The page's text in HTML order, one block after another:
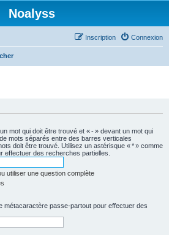
Noalyss
Connexion
Inscription
mot qui doit être trouvé et « - » devant un mot qui
mots séparés entre des barres verticales
doit être trouvé. Utilisez un astérisque « * » comme
effectuer des recherches partielles.
utiliser une question complète
métacaractère passe-partout pour effectuer des